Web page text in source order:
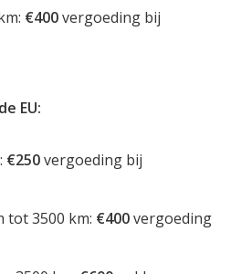
€400vergoeding bij
EU:
€250vergoeding bij
tot 3500 km: €400vergoeding